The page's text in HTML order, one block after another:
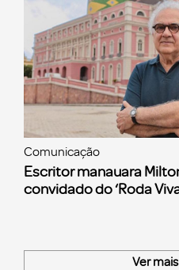
Comunicação
Escritor manauara
convidado do ‘Roda
Ver